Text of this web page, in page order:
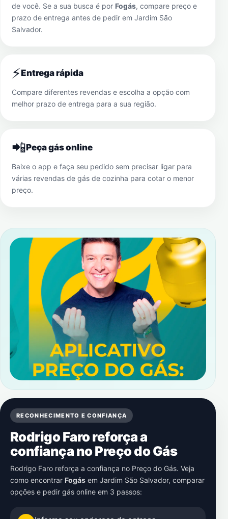
de você. Se a sua busca é por Fogás, compare preço e
prazo de entrega antes de pedir em Jardim São
Salvador.
⚡Entrega rápida
Compare diferentes revendas e escolha a opção com
melhor prazo de entrega para a sua região.
📲Peça gás online
Baixe o app e faça seu pedido sem precisar ligar para
várias revendas de gás de cozinha para cotar o menor
preço.
RECONHECIMENTO E CONFIANÇA
Rodrigo Faro reforça a
confiança no Preço do Gás
Rodrigo Faro reforça a confiança no Preço do Gás. Veja
como encontrar Fogás em Jardim São Salvador, comparar
opções e pedir gás online em 3 passos: